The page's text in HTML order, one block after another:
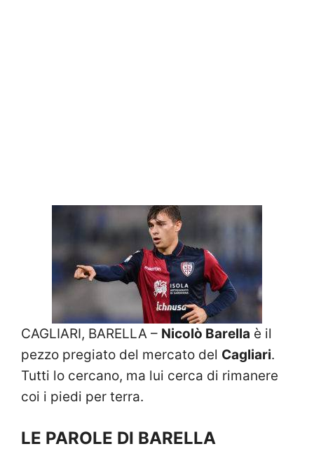
CAGLIARI, BARELLA – Nicolò Barella è il
pezzo pregiato del mercato del Cagliari.
Tutti lo cercano, ma lui cerca di rimanere
coi i piedi per terra.
LE PAROLE DI BARELLA